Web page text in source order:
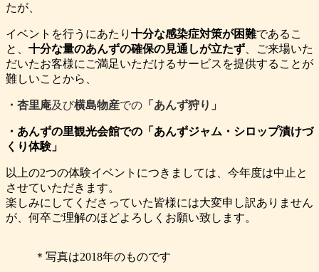
たが、
イベントを行うにあたり 十分な感染症対策が困難であるこ
と、 十分な量のあんずの確保の見通しが立たず 、ご来場いた
だいたお客様にご満足いただけるサービスを提供することが
難しいことから、
・杏里庵及び横島物産での 「あんず狩り」
・あんずの里観光会館での「あんずジャム・シロップ漬けづ
くり体験」
以上の2つの体験イベントにつきましては、今年度は中止と
させていただきます。
楽しみにしてくださっていた皆様には大変申し訳ありません
が、何卒ご理解のほどよろしくお願い致します。
＊写真は2018年のものです